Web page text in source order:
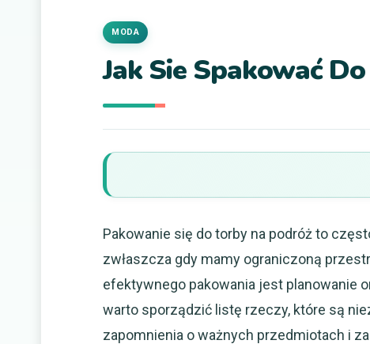
Jak Sie Spakować
MODA
Pakowanie się do torby na podróż to
zwłaszcza gdy mamy ograniczoną
efektywnego pakowania jest planowanie
warto sporządzić listę rzeczy, które są
zapomnienia o ważnych przedmiotach i